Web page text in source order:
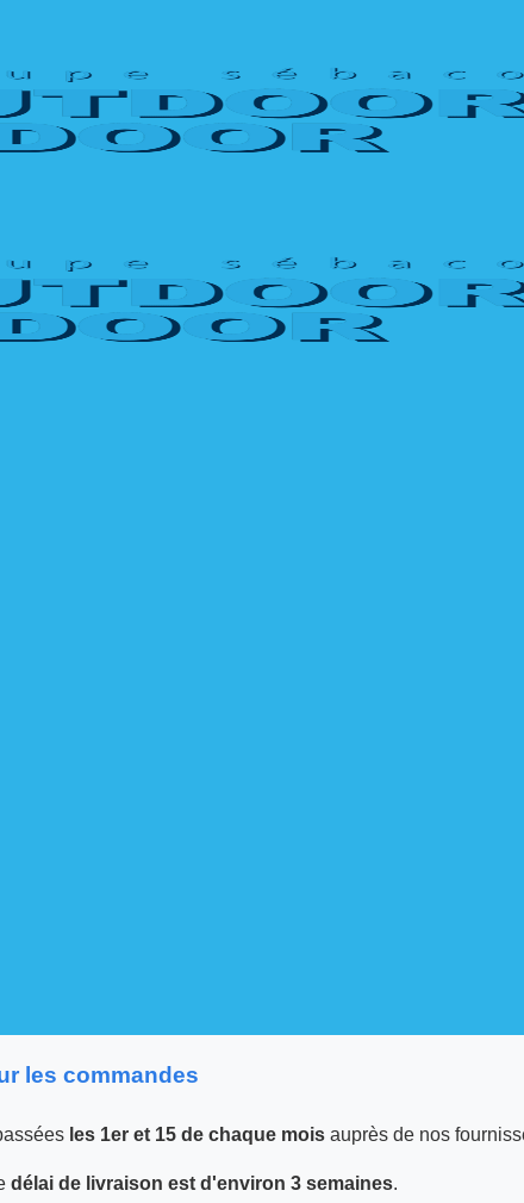
les commandes
les 1er et 15 de chaque moisauprès de nos
délai de livraison est d'environ 3 semaines.